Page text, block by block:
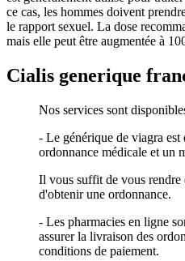
ce cas, les hommes doivent
le rapport sexuel. La dose
mais elle peut être augmentée à
Cialis generique
Nos services sont
- Le générique de viagra
ordonnance médicale et un
Il vous suffit de vous rendre
d'obtenir une ordonnance.
- Les pharmacies en ligne
assurer la livraison des
conditions de paiement.